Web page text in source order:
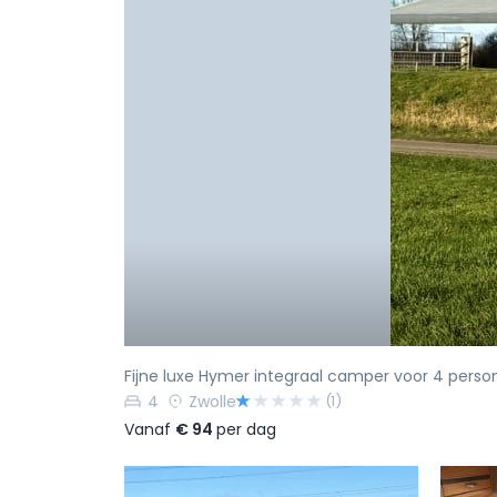
Fijne luxe Hymer integraal camper voor 4
4
Zwolle (1)
Vanaf € 94 per dag